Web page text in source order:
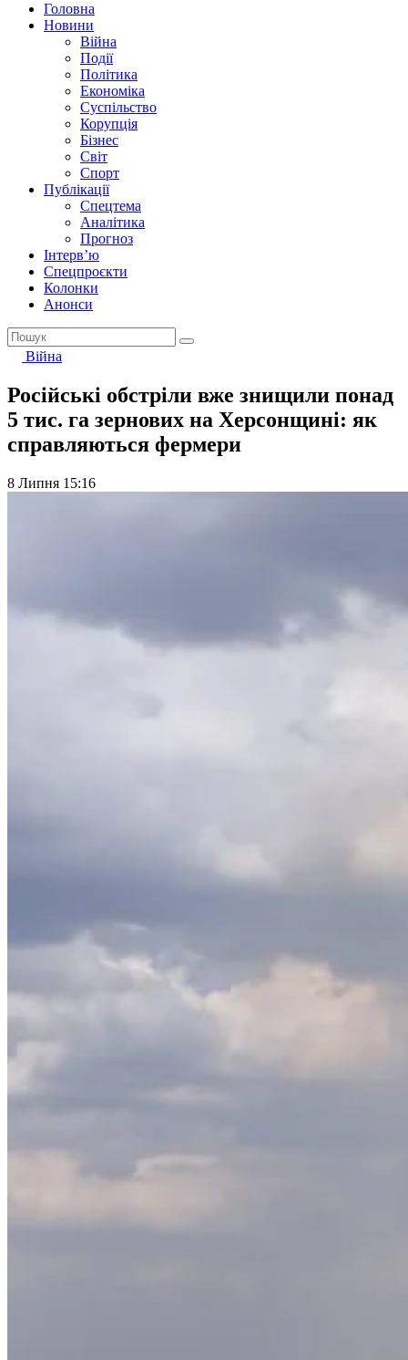
Головна
Новини
Війна
Події
Політика
Економіка
Суспільство
Корупція
Бізнес
Світ
Спорт
Публікації
Спецтема
Аналітика
Прогноз
Інтерв’ю
Спецпроєкти
Колонки
Анонси
Війна
Російські обстріли вже знищили понад
5 тис. га зернових на Херсонщині: як
справляються фермери
8 Липня 15:16